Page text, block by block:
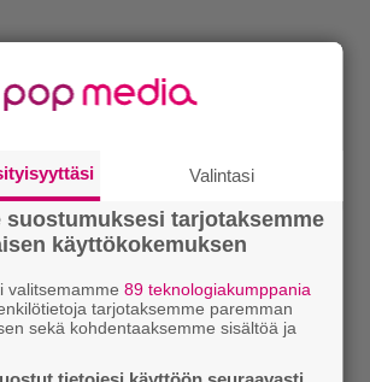
Valintasi
suostumuksesi tarjotaksemme
käyttökokemuksen
valitsemamme89 teknologiakumppania
tarjotaksemme paremman
sekä kohdentaaksemme sisältöä ja